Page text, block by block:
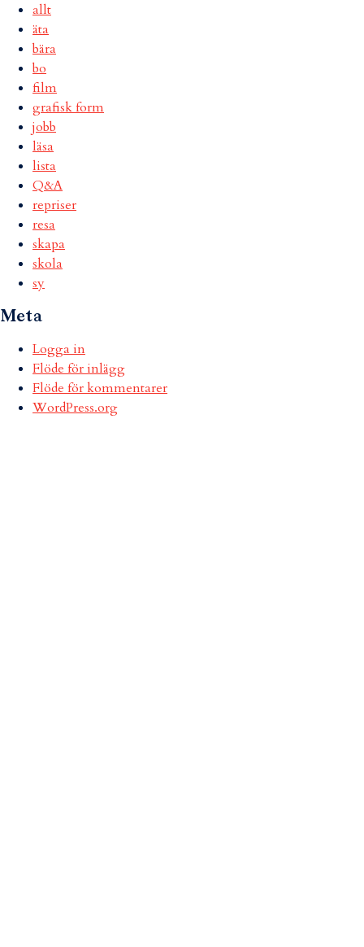
allt
äta
bära
bo
film
grafisk form
jobb
läsa
lista
Q&A
repriser
resa
skapa
skola
sy
Meta
Logga in
Flöde för inlägg
Flöde för kommentarer
WordPress.org